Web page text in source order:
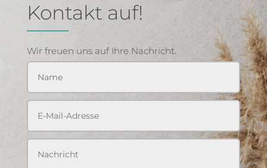
Kontakt auf!
Wir freuen uns auf Ihre Nachricht.